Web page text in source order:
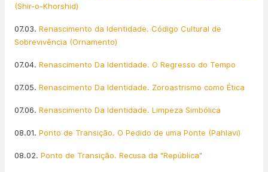
(Shir-o-Khorshid)
07.03. Renascimento da Identidade. Código Cultural de
Sobrevivência (Ornamento)
07.04. Renascimento Da Identidade. O Regresso do Tempo
07.05. Renascimento Da Identidade. Zoroastrismo como Ética
07.06. Renascimento Da Identidade. Limpeza Simbólica
08.01. Ponto de Transição. O Pedido de uma Ponte (Pahlavi)
08.02. Ponto de Transição. Recusa da "República"